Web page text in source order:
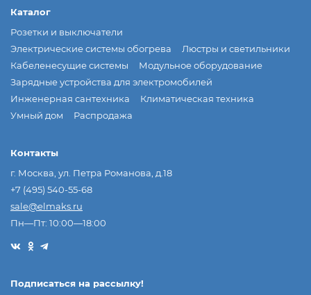
Каталог
Розетки и выключатели
Электрические системы обогрева
Люстры и светильники
Кабеленесущие системы
Модульное оборудование
Зарядные устройства для электромобилей
Инженерная сантехника
Климатическая техника
Умный дом
Распродажа
Контакты
г. Москва, ул. Петра Романова, д.18
+7 (495) 540-55-68
sale@elmaks.ru
Пн—Пт: 10:00—18:00
Подписаться на рассылкy!